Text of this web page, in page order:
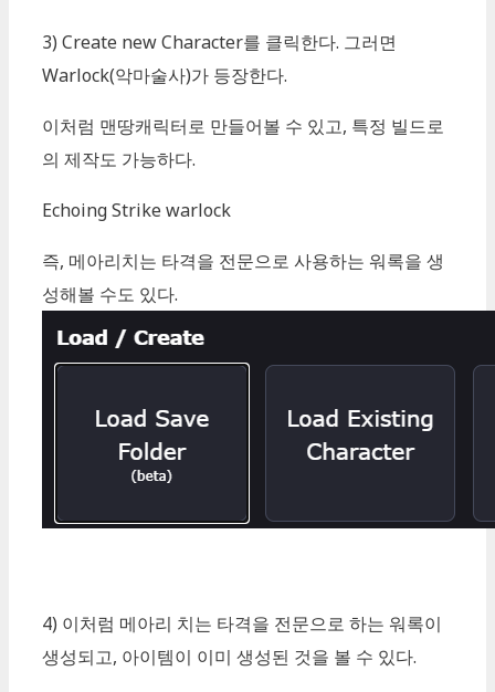
3) Create new Character를 클릭한다. 그러면
Warlock(악마술사)가 등장한다.
이처럼 맨땅캐릭터로 만들어볼 수 있고, 특정 빌드로
의 제작도 가능하다.
Echoing Strike warlock
즉, 메아리치는 타격을 전문으로 사용하는 워록을 생
성해볼 수도 있다.
4) 이처럼 메아리 치는 타격을 전문으로 하는 워록이
생성되고, 아이템이 이미 생성된 것을 볼 수 있다.